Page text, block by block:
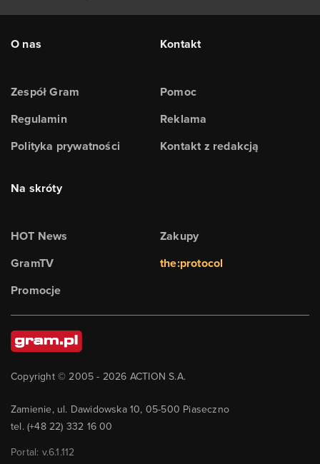
O nas
Zespół Gram
Regulamin
Polityka prywatności
Kontakt
Pomoc
Reklama
Kontakt z redakcją
Na skróty
HOT News
GramTV
Promocje
Zakupy
the:protocol
Copyright © 2005 - 2026 ACTION S.A.
Zamienie, ul. Dawidowska 10, 05-500 Piaseczno
tel. (+48 22) 332 16 00
Portal: v.6.1.112